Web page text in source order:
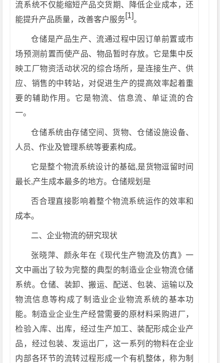
流系统不仅能缩短产品交货期、降低企业成本，还
能提升产品质量，改善客户服务[1]。
仓储是产品生产、流通过程中因订单前置或市
场预测前置而使产品、物品暂时存放。它是集中反
映工厂物资活动状况的综合场所，是连接生产、供
应、销售的中转站，对促进生产的提高效率起着重
要的辅助作用。它是物流、信息流、单证流的合
一。
仓储系统由存储空间、货物、仓储设施设备、
人员、作业及管理系统等要素构成。
它是整个物流系统设计的基础,是货物逗留时间
最长,产生成本最多的地方。仓储规划是
否合理直接影响着整个物流系统运作的效率和
成本。
二、企业物流的研究现状
张晓萍、颜永年在《现代生产物流及仿真》一
文中画出了较为完整的典型的制造业企业物流仓储
系统。仓储、装卸、搬运、配送、包装、运输以及
物流信息等构成了制造业企业物流系统的基本功
能。制造业企业生产经营需要的原材料采购进厂，
检验入库、出库，经过生产加工、装配形成企业产
品，经过包装、发运出厂，这一系列的物料在企业
内部各环节的流转过程形成一个有机整体，称为制